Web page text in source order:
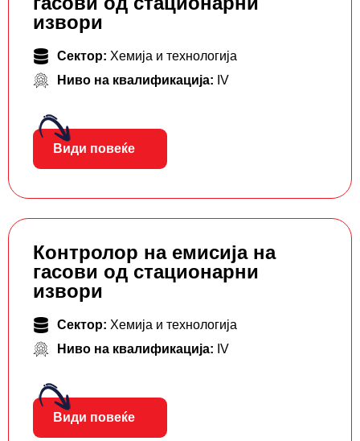
извори
Сектор: Хемија и технологија
Ниво на квалификација: IV
Види повеќе
Контролор на емисија на
гасови од стационарни
извори
Сектор: Хемија и технологија
Ниво на квалификација: IV
Види повеќе